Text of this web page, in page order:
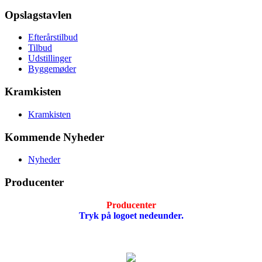
Opslagstavlen
Efterårstilbud
Tilbud
Udstillinger
Byggemøder
Kramkisten
Kramkisten
Kommende Nyheder
Nyheder
Producenter
Producenter
Tryk på logoet nedeunder.